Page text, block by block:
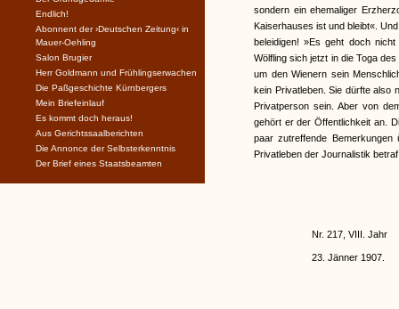
sondern ein ehemaliger
Kaiserhauses ist und bleibt«.
beleidigen! »Es geht doch
Wölfling sich jetzt in die Toga
um den Wienern sein
kein Privatleben. Sie dürfte also
Privatperson sein. Aber von
gehört er der Öffentlichkeit an.
paar zutreffende
Privatleben der Journalistik
Nr. 217, VIII. Jahr
23. Jänner 1907.
Endlich!
Abonnent der ›Deutschen Zeitung‹ in
Mauer-Oehling
Salon Brugier
Herr Goldmann und Frühlingserwachen
Die Paßgeschichte Kürnbergers
Mein Briefeinlauf
Es kommt doch heraus!
Aus Gerichtssaalberichten
Die Annonce der Selbsterkenntnis
Der Brief eines Staatsbeamten